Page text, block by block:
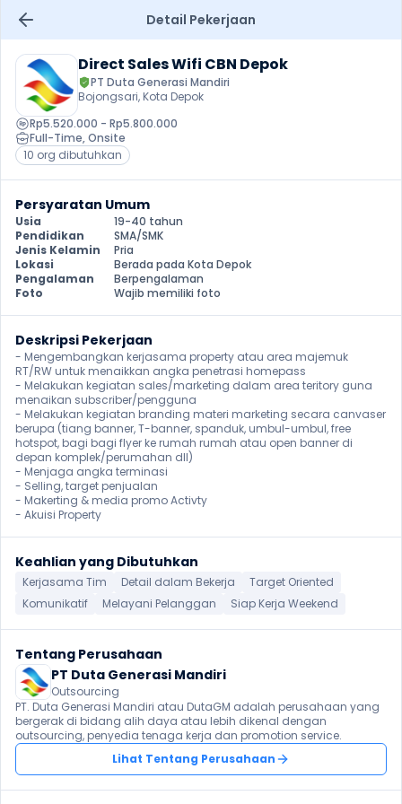
Detail Pekerjaan
Direct Sales Wifi CBN Depok
PT Duta Generasi Mandiri
Bojongsari, Kota Depok
Rp5.520.000 - Rp5.800.000
Full-Time, Onsite
10 org dibutuhkan
Persyaratan Umum
Usia
19-40 tahun
Pendidikan
SMA/SMK
Jenis Kelamin
Pria
Lokasi
Berada pada Kota Depok
Pengalaman
Berpengalaman
Foto
Wajib memiliki foto
Deskripsi Pekerjaan
- Mengembangkan kerjasama property atau area majemuk
RT/RW untuk menaikkan angka penetrasi homepass
- Melakukan kegiatan sales/marketing dalam area teritory guna
menaikan subscriber/pengguna
- Melakukan kegiatan branding materi marketing secara canvaser
berupa (tiang banner, T-banner, spanduk, umbul-umbul, free
hotspot, bagi bagi flyer ke rumah rumah atau open banner di
depan komplek/perumahan dll)
- Menjaga angka terminasi
- Selling, target penjualan
- Makerting & media promo Activty
- Akuisi Property
Keahlian yang Dibutuhkan
Kerjasama Tim Detail dalam Bekerja
Target Oriented
Komunikatif
Melayani Pelanggan Siap Kerja Weekend
Tentang Perusahaan
PT Duta Generasi Mandiri
Outsourcing
PT. Duta Generasi Mandiri atau DutaGM adalah perusahaan yang
bergerak di bidang alih daya atau lebih dikenal dengan
outsourcing, penyedia tenaga kerja dan promotion service.
Lihat Tentang Perusahaan